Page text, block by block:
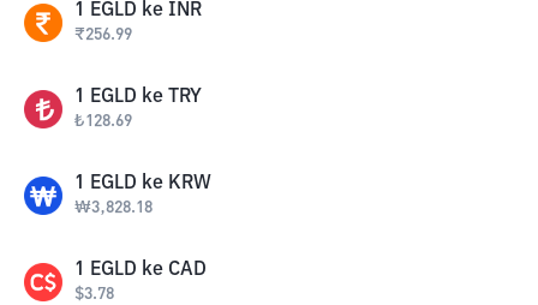
1 EGLD ke INR
₹256.99
1 EGLD ke TRY
₺128.69
1 EGLD ke KRW
₩3,828.18
1 EGLD ke CAD
$3.78